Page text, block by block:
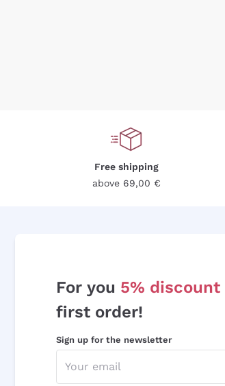
Free shipping
above 69,00 €
For you 5% discount
first order!
Sign up for the newsletter